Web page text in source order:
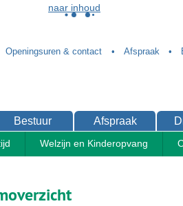
naar inhoud
Openingsuren & contact Afspraak
Welzijn en Kinderopvang
Bestuur Afspraak